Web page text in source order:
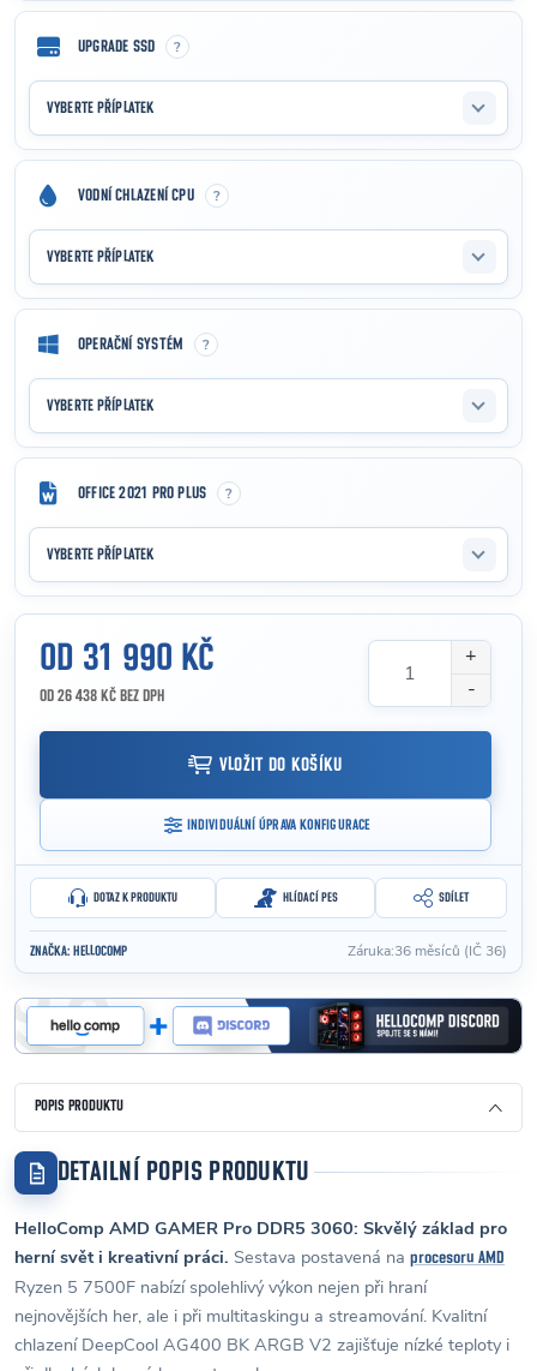
UPGRADE SSD ?
VYBERTE PŘÍPLATEK
VODNÍ CHLAZENÍ CPU ?
VYBERTE PŘÍPLATEK
OPERAČNÍ SYSTÉM ?
VYBERTE PŘÍPLATEK
OFFICE 2021 PRO PLUS ?
VYBERTE PŘÍPLATEK
OD 31 990 KČ
OD 26 438 KČ BEZ DPH
VLOŽIT DO KOŠÍKU
INDIVIDUÁLNÍ ÚPRAVA KONFIGURACE
DOTAZ K PRODUKTU HLÍDACÍ PES SDÍLET
ZNAČKA: HELLOCOMP Záruka:36 měsíců (IČ 36)
POPIS PRODUKTU
DETAILNÍ POPIS PRODUKTU
HelloComp AMD GAMER Pro DDR5 3060: Skvělý základ pro
herní svět i kreativní práci. Sestava postavená na procesoru AMD
Ryzen 5 7500F nabízí spolehlivý výkon nejen při hraní
nejnovějších her, ale i při multitaskingu a streamování. Kvalitní
chlazení DeepCool AG400 BK ARGB V2 zajišťuje nízké teploty i